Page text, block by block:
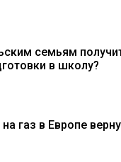
семьям
в школу?
газ в Европе